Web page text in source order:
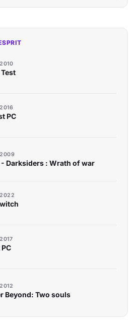
2010
2016
PC
2009
- Darksiders : Wrath of war
2022
2017
2012
Beyond: Two souls